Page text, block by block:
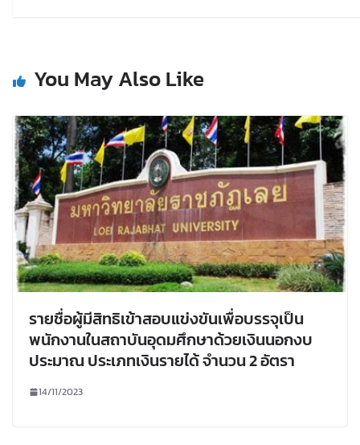
You May Also Like
รายชื่อผู้มีสิทธิเข้าสอบแข่งขันเพื่อบรรจุเป็น
พนักงานในสถาบันอุดมศึกษาด้วยเงินนอกงบ
ประมาณ ประเภทเงินรายได้ จำนวน 2 อัตรา
14/11/2023